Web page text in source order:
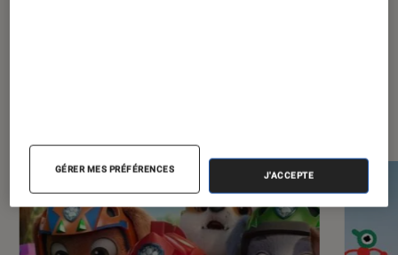
GÉRER MES PRÉFÉRENCES
J'ACCEPTE